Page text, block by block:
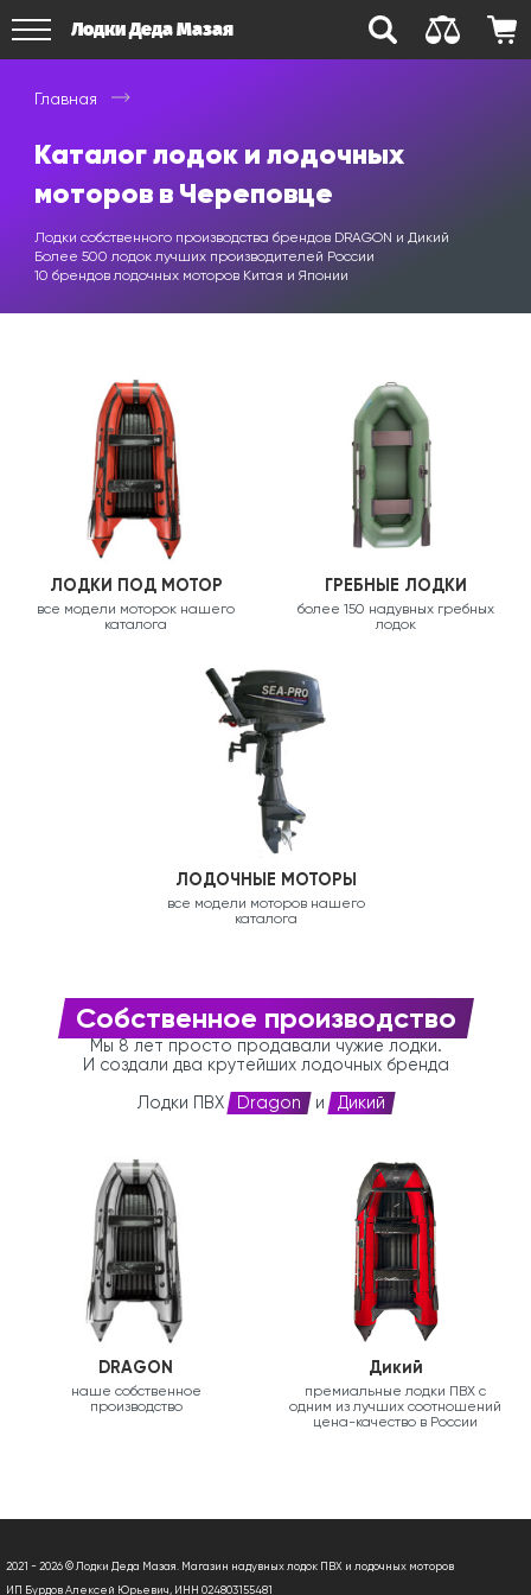
Лодки Деда Мазая
Главная
Каталог лодок и лодочных
моторов в Череповце
Лодки собственного производства брендов DRAGON и Дикий
Более 500 лодок лучших производителей России
10 брендов лодочных моторов Китая и Японии
ЛОДКИ ПОД МОТОР
все модели моторок нашего
каталога
ГРЕБНЫЕ ЛОДКИ
более 150 надувных гребных
лодок
ЛОДОЧНЫЕ МОТОРЫ
все модели моторов нашего
каталога
Собственное производство
Мы 8 лет просто продавали чужие лодки.
И создали два крутейших лодочных бренда
Лодки ПВХ Dragon и Дикий
DRAGON
наше собственное
производство
Дикий
премиальные лодки ПВХ с
одним из лучших соотношений
цена-качество в России
2021 - 2026 © Лодки Деда Мазая. Магазин надувных лодок ПВХ и лодочных моторов
ИП Бурдов Алексей Юрьевич, ИНН 024803155481